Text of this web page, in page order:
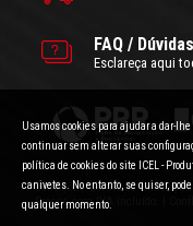
FAQ / Dúvidas
Esclareça aqui
Condições Gerais de Utilização
Preços com IVA incluído.
Usamos cookies para ajudar a dar-
continuar sem alterar suas
política de cookies do site ICEL -
canivetes. No entanto, se quiser,
qualquer momento.